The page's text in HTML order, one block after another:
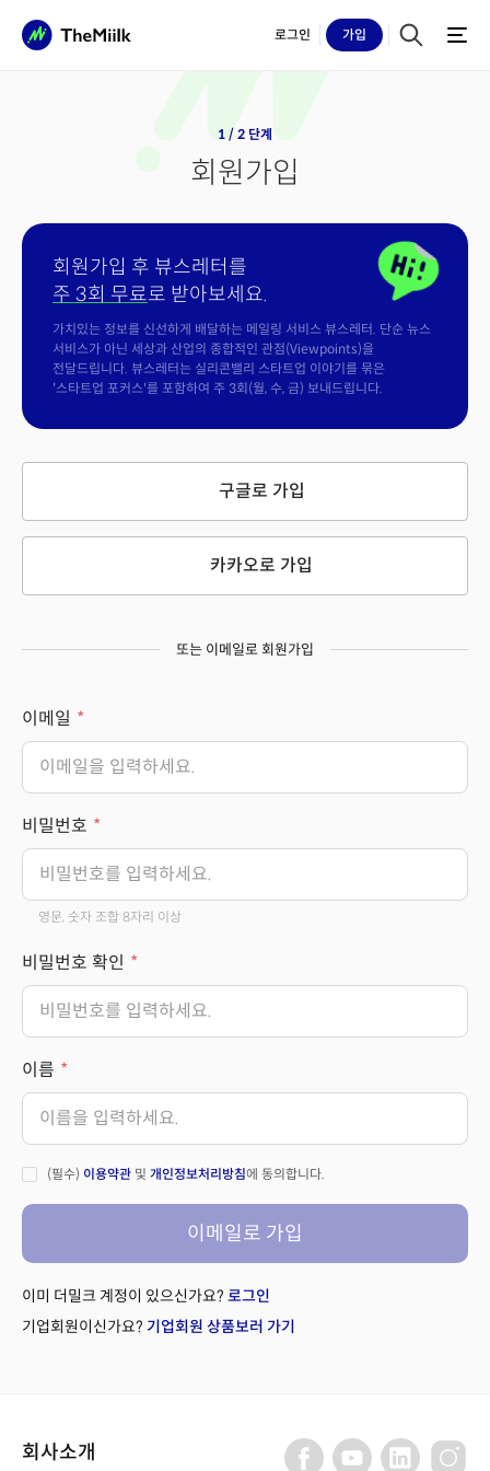
로그인 가입
1 / 2 단계
회원가입
회원가입 후 뷰스레터를
주 3회 무료로 받아보세요.
가치있는 정보를 신선하게 배달하는 메일링 서비스 뷰스레터. 단순 뉴스
서비스가 아닌 세상과 산업의 종합적인 관점(Viewpoints)을
전달드립니다. 뷰스레터는 실리콘밸리 스타트업 이야기를 묶은
'스타트업 포커스'를 포함하여 주 3회(월, 수, 금) 보내드립니다.
구글로 가입
카카오로 가입
또는 이메일로 회원가입
이메일
비밀번호
영문, 숫자 조합 8자리 이상
비밀번호 확인
이름
(필수) 이용약관 및 개인정보처리방침에 동의합니다.
이메일로 가입
이미 더밀크 계정이 있으신가요? 로그인
기업회원이신가요? 기업회원 상품보러 가기
회사소개